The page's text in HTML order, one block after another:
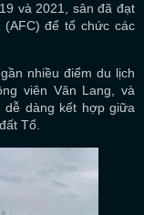
và 2021, sân đã đạt
để tổ chức các
nhiều điểm du lịch
viên Văn Lang, và
dễ dàng kết hợp giữa
Tổ.